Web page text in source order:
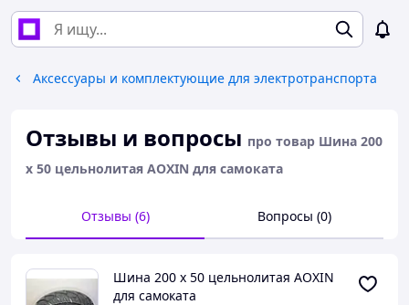
Аксессуары и комплектующие для электротранспорта
Отзывы и вопросы про товар Шина 200
х 50 цельнолитая AOXIN для самоката
Отзывы (6) Вопросы (0)
Шина 200 х 50 цельнолитая AOXIN
для самоката